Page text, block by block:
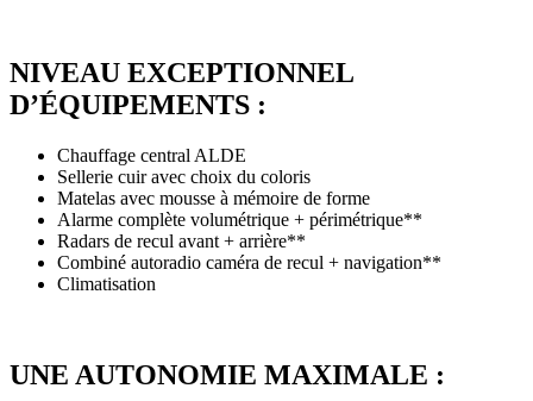
NIVEAU EXCEPTIONNEL
D’ÉQUIPEMENTS :
Chauffage central ALDE
Sellerie cuir avec choix du coloris
Matelas avec mousse à mémoire de forme
Alarme complète volumétrique + périmétrique**
Radars de recul avant + arrière**
Combiné autoradio caméra de recul + navigation**
Climatisation
UNE AUTONOMIE MAXIMALE :